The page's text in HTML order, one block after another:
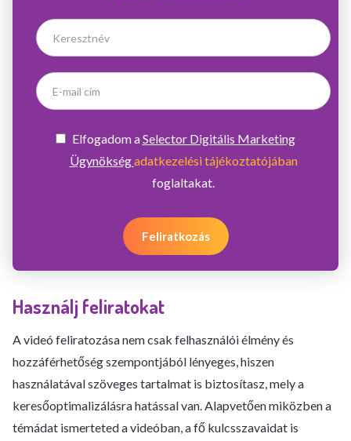
Elfogadom aSelector Digitális Marketing
Ügynökségadatkezelési tájékoztatójában
foglaltakat.
Feliratkozás
Használj feliratokat
A videó feliratozása nem csak felhasználói élmény és
hozzáférhetőség szempontjából lényeges, hiszen
használatával szöveges tartalmat is biztosítasz, mely a
keresőoptimalizálásra hatással van. Alapvetően miközben a
témádat ismerteted a videóban, a fő kulcsszavaidat is